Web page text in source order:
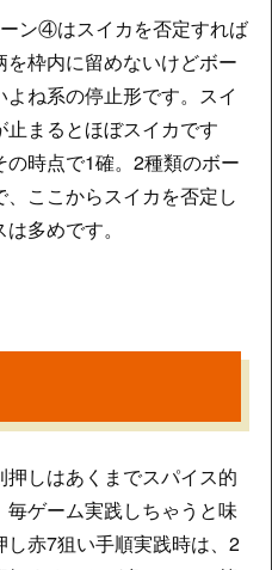
ン④はスイカを否定すれば
枠内に留めないけどボー
ね系の停止形です。スイ
まるとほぼスイカです
時点で1確。2種類のボー
ここからスイカを否定し
多めです。
しはあくまでスパイス的
ゲーム実践しちゃうと味
赤7狙い手順実践時は、2